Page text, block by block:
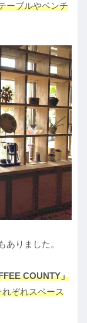
ーブルやベンチ
ありました。
COUNTY」
ぞれスペース